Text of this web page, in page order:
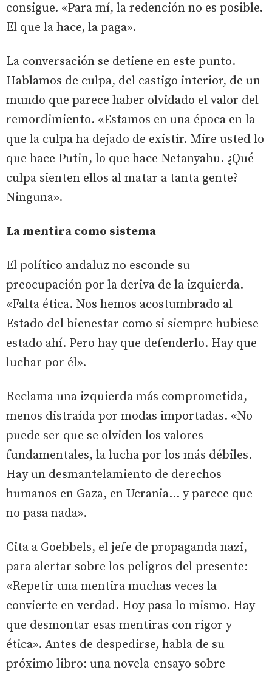
consigue. «Para mí, la redención no es posible.
El que la hace, la paga».
La conversación se detiene en este punto.
Hablamos de culpa, del castigo interior, de un
mundo que parece haber olvidado el valor del
remordimiento. «Estamos en una época en la
que la culpa ha dejado de existir. Mire usted lo
que hace Putin, lo que hace Netanyahu. ¿Qué
culpa sienten ellos al matar a tanta gente?
Ninguna».
La mentira como sistema
El político andaluz no esconde su
preocupación por la deriva de la izquierda.
«Falta ética. Nos hemos acostumbrado al
Estado del bienestar como si siempre hubiese
estado ahí. Pero hay que defenderlo. Hay que
luchar por él».
Reclama una izquierda más comprometida,
menos distraída por modas importadas. «No
puede ser que se olviden los valores
fundamentales, la lucha por los más débiles.
Hay un desmantelamiento de derechos
humanos en Gaza, en Ucrania... y parece que
no pasa nada».
Cita a Goebbels, el jefe de propaganda nazi,
para alertar sobre los peligros del presente:
«Repetir una mentira muchas veces la
convierte en verdad. Hoy pasa lo mismo. Hay
que desmontar esas mentiras con rigor y
ética». Antes de despedirse, habla de su
próximo libro: una novela-ensayo sobre